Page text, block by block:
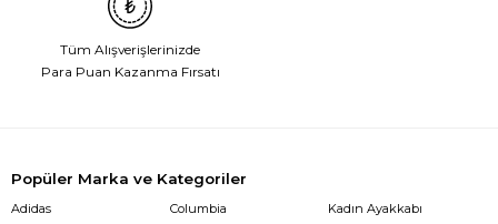
Tüm Alışverişlerinizde
Para Puan Kazanma Fırsatı
Popüler Marka ve Kategoriler
Adidas
Columbia
Kadın Ayakkabı